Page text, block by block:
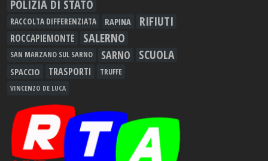
POLIZIA DI STATO
RACCOLTA DIFFERENZIATA RAPINA RIFIUTI
ROCCAPIEMONTE SALERNO
SAN MARZANO SUL SARNO SARNO SCUOLA
SPACCIO TRASPORTI TRUFFE
VINCENZO DE LUCA